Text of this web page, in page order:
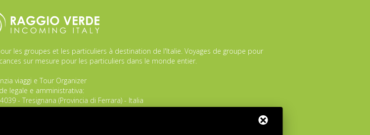
les groupes et les particuliers à destination de l'Italie. Voyages de groupe pour
sur mesure pour les particuliers dans le monde entier.
viaggi e Tour Organizer
legale e amministrativa:
- Tresignana (Provincia di Ferrara) - Italia
Tel.+39 335 8027219